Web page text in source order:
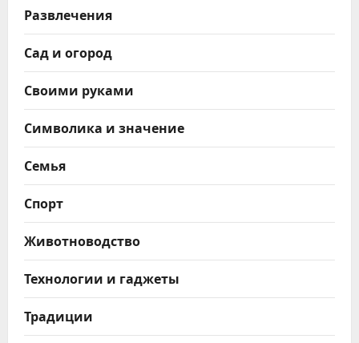
Развлечения
Сад и огород
Своими руками
Символика и значение
Семья
Спорт
Животноводство
Технологии и гаджеты
Традиции